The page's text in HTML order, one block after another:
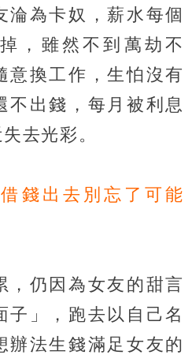
淪為卡奴，薪水每個
，雖然不到萬劫不
意換工作，生怕沒有
不出錢，每月被利息
去光彩。
錢出去別忘了可能
，仍因為女友的甜言
子」，跑去以自己名
辦法生錢滿足女友的